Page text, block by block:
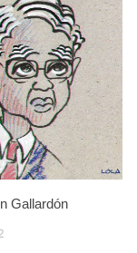
Gallardón